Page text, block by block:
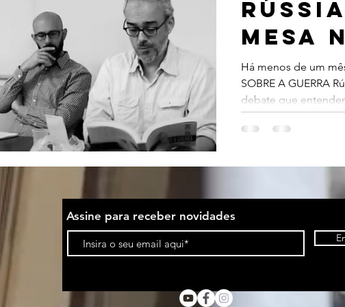
autonomia dos povos DovjenkoMESA
DE
Há menos de um
SOBRE A GUERRA
debate que
Assine para receber novidades